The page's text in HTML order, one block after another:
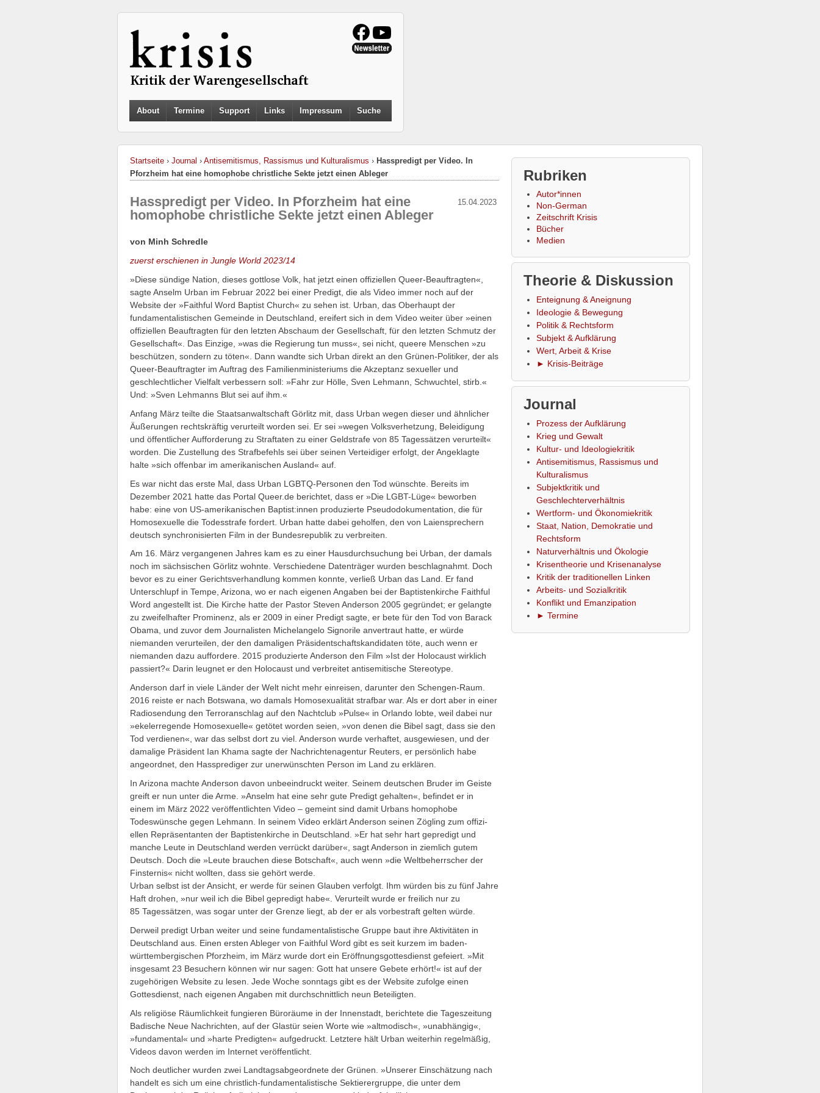
About Termine Support Links Impressum Suche
Startseite › Journal › Antisemitismus, Rassismus und Kulturalismus › Hasspredigt per Video. In
Pforzheim hat eine homophobe christliche Sekte jetzt einen Ableger
15.04.2023
Hasspredigt per Video. In Pforzheim hat eine
homophobe christliche Sekte jetzt einen Ableger
von Minh Schredle
zuerst erschienen in Jungle World 2023/14
»Diese sündige Nation, dieses gottlose Volk, hat jetzt einen offiziellen Queer-Beauftragten«,
sagte Anselm Urban im Februar 2022 bei einer Predigt, die als Video immer noch auf der
Website der »Faithful Word Baptist Church« zu sehen ist. Urban, das Oberhaupt der
fundamentalistischen Gemeinde in Deutsch­land, ereifert sich in dem Video weiter über »einen
offiziellen Beauftragten für den letzten Abschaum der Gesellschaft, für den letzten Schmutz der
Gesellschaft«. Das Einzige, »was die Regierung tun muss«, sei nicht, queere Menschen »zu
beschützen, sondern zu töten«. Dann wandte sich Urban direkt an den Grünen-Politiker, der als
Queer-Beauftragter im Auftrag des Familienministeriums die Akzeptanz sexueller und
geschlechtlicher Vielfalt verbessern soll: »Fahr zur Hölle, Sven Lehmann, Schwuchtel, stirb.«
Und: »Sven Lehmanns Blut sei auf ihm.«
Anfang März teilte die Staatsanwaltschaft Görlitz mit, dass Urban wegen dieser und ähnlicher
Äußerungen rechtskräftig verurteilt worden sei. Er sei »wegen Volksverhetzung, Beleidigung
und öffentlicher Aufforderung zu Straftaten zu einer Geldstrafe von 85 Tagessätzen verurteilt«
worden. Die Zustellung des Strafbefehls sei über seinen Verteidiger erfolgt, der Angeklagte
halte »sich offenbar im amerikanischen Ausland« auf.
Es war nicht das erste Mal, dass Urban LGBTQ-Personen den Tod wünschte. Bereits im
Dezember 2021 hatte das Portal Queer.de berichtet, dass er »Die LGBT-Lüge« beworben
habe: eine von US-amerikanischen Baptist:innen produzierte Pseudodokumentation, die für
Homosexuelle die Todesstrafe fordert. Urban hatte dabei geholfen, den von Laiensprechern
deutsch synchronisierten Film in der Bundesrepublik zu verbreiten.
Am 16. März vergangenen Jahres kam es zu einer Hausdurchsuchung bei ­Urban, der damals
noch im sächsischen Görlitz wohnte. Verschiedene Daten­träger wurden beschlagnahmt. Doch
bevor es zu einer Gerichtsverhandlung kommen konnte, verließ Urban das Land. Er fand
Unterschlupf in Tempe, Arizona, wo er nach eigenen Angaben bei der Baptistenkirche Faithful
Word angestellt ist. Die Kirche hatte der Pastor Steven Anderson 2005 gegründet; er gelangte
zu zweifelhafter Prominenz, als er 2009 in einer Predigt sagte, er bete für den Tod von Barack
Obama, und zuvor dem Journalisten Michelangelo Signorile anvertraut hatte, er würde
niemanden verurteilen, der den damaligen Präsidentschaftskandidaten töte, auch wenn er
niemanden dazu auffordere. 2015 produzierte Anderson den Film »Ist der Holocaust wirklich
passiert?« Darin leugnet er den Holocaust und verbreitet antisemitische Stereotype.
Anderson darf in viele Länder der Welt nicht mehr einreisen, darunter den Schengen-Raum.
2016 reiste er nach Botswana, wo damals Homosexualität strafbar war. Als er dort aber in ­einer
Radiosendung den Terroranschlag auf den Nachtclub »Pulse« in Orlando lobte, weil dabei nur
»ekelerregende Homosexuelle« getötet worden seien, »von denen die Bibel sagt, dass sie den
Tod verdienen«, war das selbst dort zu viel. Anderson wurde verhaftet, ausgewiesen, und der
damalige Präsident Ian Khama sagte der Nachrichtenagentur Reuters, er persönlich habe
angeordnet, den Hassprediger zur ­unerwünschten Person im Land zu ­erklären.
In Arizona machte Anderson davon unbeeindruckt weiter. Seinem deutschen Bruder im Geiste
greift er nun unter die Arme. »Anselm hat eine sehr gute Predigt gehalten«, befindet er in
einem im März 2022 veröffentlichten Video – gemeint sind damit Urbans homophobe
Todeswünsche gegen Lehmann. In seinem Video erklärt Anderson seinen Zögling zum offizi­
ellen Repräsentanten der Baptistenkirche in Deutschland. »Er hat sehr hart gepredigt und
manche Leute in Deutschland werden verrückt darüber«, sagt Anderson in ziemlich gutem
Deutsch. Doch die »Leute brauchen diese Botschaft«, auch wenn »die Weltbeherrscher der
Finsternis« nicht wollten, dass sie gehört werde.
Urban selbst ist der Ansicht, er werde für seinen Glauben verfolgt. Ihm würden bis zu fünf Jahre
Haft drohen, »nur weil ich die Bibel gepredigt habe«. Verurteilt wurde er freilich nur zu
85 Tagessätzen, was sogar unter der Grenze liegt, ab der er als vorbestraft gelten würde.
Derweil predigt Urban weiter und seine fundamentalistische Gruppe baut ihre Aktivitäten in
Deutschland aus. Einen ersten Ableger von Faith­ful Word gibt es seit kurzem im baden-
württembergischen Pforzheim, im März wurde dort ein Eröffnungsgottesdienst gefeiert. »Mit
insgesamt 23 Be­suchern können wir nur sagen: Gott hat unsere Gebete erhört!« ist auf der
zugehörigen Website zu lesen. Jede Woche sonntags gibt es der Website zu­folge einen
Gottesdienst, nach eigenen Angaben mit durchschnittlich neun Beteiligten.
Als religiöse Räumlichkeit fungieren Büroräume in der Innenstadt, berichtete die Tageszeitung
Badische Neue Nachrichten, auf der Glastür seien Worte wie »altmodisch«, »unabhängig«,
»fundamental« und »­harte Predigten« aufgedruckt. Letztere hält Urban weiterhin regelmäßig,
Videos davon werden im Internet veröffentlicht.
Noch deutlicher wurden zwei Landtagsabgeordnete der Grünen. »Unserer Einschätzung nach
handelt es sich um eine christlich-fundamentalistische Sektierergruppe, die unter dem
Rubriken
Autor*innen
Non-German
Zeitschrift Krisis
Bücher
Medien
Theorie & Diskussion
Enteignung & Aneignung
Ideologie & Bewegung
Politik & Rechtsform
Subjekt & Aufklärung
Wert, Arbeit & Krise
► Krisis-Beiträge
Journal
Prozess der Aufklärung
Krieg und Gewalt
Kultur- und Ideologiekritik
Antisemitismus, Rassismus und
Kulturalismus
Subjektkritik und
Geschlechterverhältnis
Wertform- und Ökonomiekritik
Staat, Nation, Demokratie und
Rechtsform
Naturverhältnis und Ökologie
Krisentheorie und Krisenanalyse
Kritik der traditionellen Linken
Arbeits- und Sozialkritik
Konflikt und Emanzipation
► Termine